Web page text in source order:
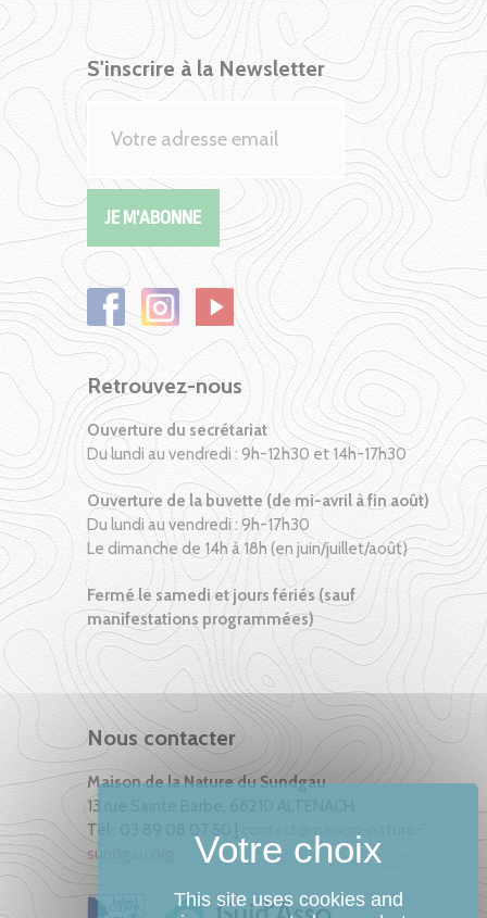
S'inscrire à la Newsletter
Retrouvez-nous
Ouverture du secrétariat
Du lundi au vendredi : 9h-12h30 et 14h-17h30
Ouverture de la buvette (de mi-avril à fin août)
Du lundi au vendredi : 9h-17h30
Le dimanche de 14h à 18h (en juin/juillet/août)
Fermé le samedi et jours fériés (sauf
manifestations programmées)
Nous contacter
Maison de la Nature du Sundgau
13 rue Sainte Barbe, 68210 ALTENACH
Tél : 03 89 08 07 50 |
sundgau.org
This site uses cookies and